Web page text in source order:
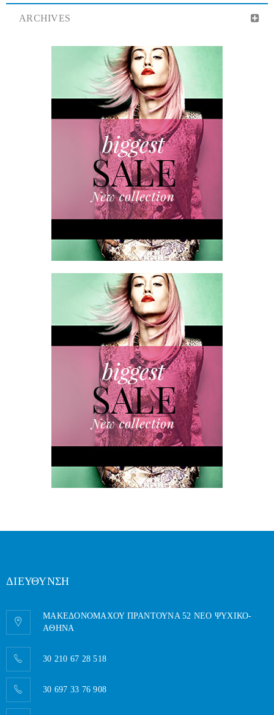
ARCHIVES
ΔΙΕΥΘΥΝΣΗ
ΜΑΚΕΔΟΝΟΜΑΧΟΥ ΠΡΑΝΤΟΥΝΑ 52 ΝΕΟ ΨΥΧΙΚΟ-
AΘΗΝΑ
30 210 67 28 518
30 697 33 76 908